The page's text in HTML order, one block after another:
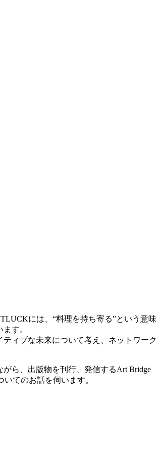
には、“料理を持ち寄る”という意味
す。
ィブな未来について考え、ネットワーク
ら、出版物を刊行、発信するArt Bridge
てのお話を伺います。